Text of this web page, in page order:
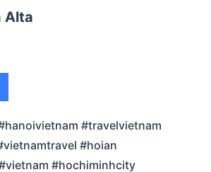
Alta
#travelvietnam
#hoian
#hochiminhcity